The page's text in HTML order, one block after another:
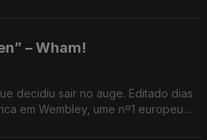
– Wham!
decidiu sair no auge. Editado dias
em Wembley, ume nº1 europeu